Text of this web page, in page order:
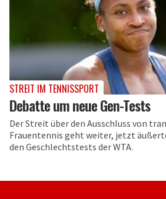
STREIT IM TENNISSPORT
Debatte um neue Gen-Tests
Der Streit über den Ausschluss von
Frauentennis geht weiter, jetzt
den Geschlechtstests der WTA.